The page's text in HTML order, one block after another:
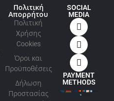
Πολιτική
Απορρήτου
Πολιτική
Xρήσης
Cookies
Όροι και
Προϋποθέσεις
Δήλωση
Προστασίας
SOCIAL
MEDIA
PAYMENT
METHODS